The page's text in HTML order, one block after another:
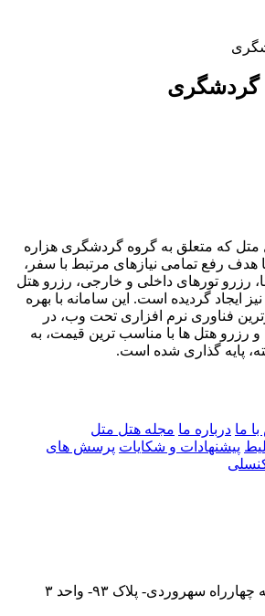
گردشگری
متل که متعلق به گروه گردشگری هزاره
رفع تمامی نیازهای مرتبط با سفر،
رزرو تورهای داخلی و خارجی، رزرو هتل
ایجاد گردیده است. این سامانه با بهره
فناوری نرم افزاری تحت وب، در
و رزرو هتل ها با مناسب ترین قیمت، به
ما درباره ما مجله هتل متل
پیشنهادات و شکایات پرسش های
سهروردی- پلاک ۹۳- واحد ۳